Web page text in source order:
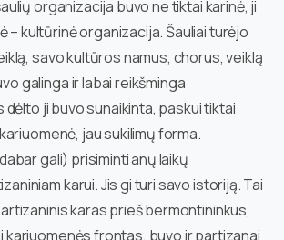
organizacija buvo ne tiktai karinė, ji
– kultūrinė organizacija. Šauliai turėjo
savo kultūros namus, chorus, veiklą
galinga ir labai reikšminga
dėlto ji buvo sunaikinta, paskui tiktai
jau sukilimų forma.
gali) prisiminti anų laikų
karui. Jis gi turi savo istoriją. Tai
karas prieš bermontininkus,
kariuomenės frontas, buvo ir partizanai